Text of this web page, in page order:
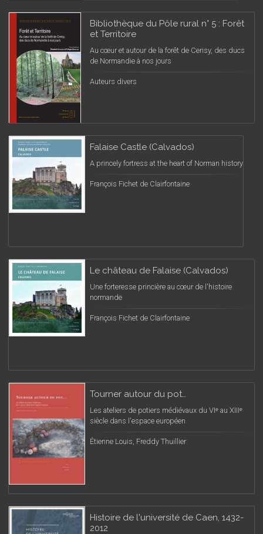
Bibliothèque du Pôle rural n° 5 : Forêt
et Territoire
Au cœur et autour de la forêt de Cerisy, des ducs
de Normandie à nos jours
Auteurs divers
Falaise Castle (Calvados)
A princely fortress at the heart of Norman history
François Fichet de Clairfontaine
Le château de Falaise (Calvados)
Une forteresse princière au cœur de l'histoire
normande
François Fichet de Clairfontaine
Tourner autour du pot…
Les ateliers de potiers médiévaux du VIᵉ au XIIIᵉ
siècle dans l'espace européen
Étienne Louis, Freddy Thuillier
Histoire de l'université de Caen, 1432-
2012